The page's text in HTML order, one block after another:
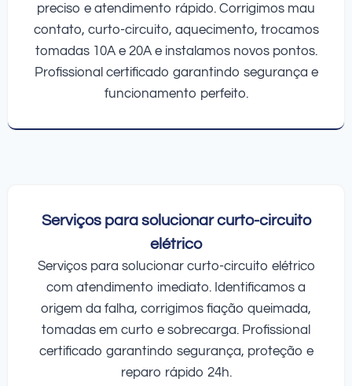
preciso e atendimento rápido. Corrigimos mau
contato, curto-circuito, aquecimento, trocamos
tomadas 10A e 20A e instalamos novos pontos.
Profissional certificado garantindo segurança e
funcionamento perfeito.
Serviços para solucionar curto-circuito
elétrico
Serviços para solucionar curto-circuito elétrico
com atendimento imediato. Identificamos a
origem da falha, corrigimos fiação queimada,
tomadas em curto e sobrecarga. Profissional
certificado garantindo segurança, proteção e
reparo rápido 24h.